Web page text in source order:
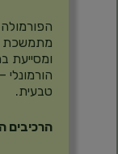
מתמשכת
ומסייעת
הורמונלי
טבעית.
הרכיבים